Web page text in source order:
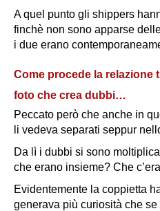
A quel punto gli shippers
finchè non sono apparse
i due erano
Come procede la relazione
foto che crea dubbi…
Peccato però che anche in
li vedeva separati seppur
Da lì i dubbi si sono
che erano insieme? Che
Evidentemente la coppietta
generava più curiosità che